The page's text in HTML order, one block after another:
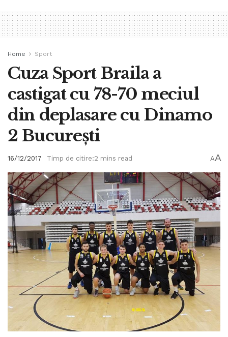
Home Sport
Cuza Sport Braila a
castigat cu 78-70 meciul
din deplasare cu Dinamo
2 București
16/12/2017 Timp de citire:2 mins read AA